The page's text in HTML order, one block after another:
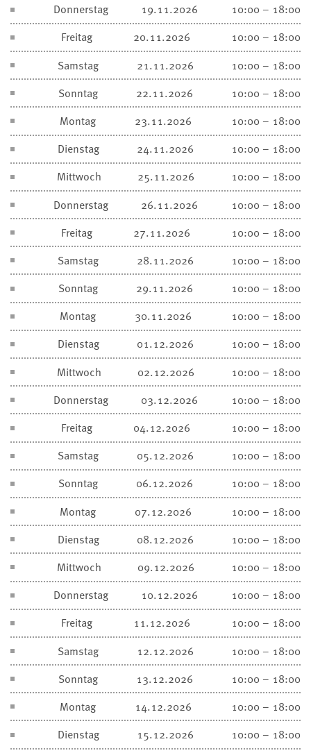
Donnerstag
19.11.2026
10:00 – 18:00
Freitag
20.11.2026
10:00 – 18:00
Samstag
21.11.2026
10:00 – 18:00
Sonntag
22.11.2026
10:00 – 18:00
Montag
23.11.2026
10:00 – 18:00
Dienstag
24.11.2026
10:00 – 18:00
Mittwoch
25.11.2026
10:00 – 18:00
Donnerstag
26.11.2026
10:00 – 18:00
Freitag
27.11.2026
10:00 – 18:00
Samstag
28.11.2026
10:00 – 18:00
Sonntag
29.11.2026
10:00 – 18:00
Montag
30.11.2026
10:00 – 18:00
Dienstag
01.12.2026
10:00 – 18:00
Mittwoch
02.12.2026
10:00 – 18:00
Donnerstag
03.12.2026
10:00 – 18:00
Freitag
04.12.2026
10:00 – 18:00
Samstag
05.12.2026
10:00 – 18:00
Sonntag
06.12.2026
10:00 – 18:00
Montag
07.12.2026
10:00 – 18:00
Dienstag
08.12.2026
10:00 – 18:00
Mittwoch
09.12.2026
10:00 – 18:00
Donnerstag
10.12.2026
10:00 – 18:00
Freitag
11.12.2026
10:00 – 18:00
Samstag
12.12.2026
10:00 – 18:00
Sonntag
13.12.2026
10:00 – 18:00
Montag
14.12.2026
10:00 – 18:00
Dienstag
15.12.2026
10:00 – 18:00